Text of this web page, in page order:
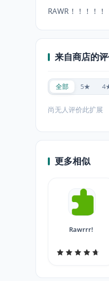
RAWR！！！！！
来自商店的
全部 5★
尚无人评价此扩展
更多相似
Rawrrr!